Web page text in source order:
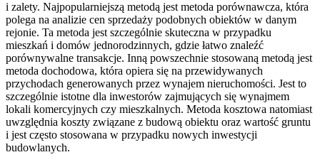
i zalety. Najpopularniejszą metodą jest metoda porównawcza, która
polega na analizie cen sprzedaży podobnych obiektów w danym
rejonie. Ta metoda jest szczególnie skuteczna w przypadku
mieszkań i domów jednorodzinnych, gdzie łatwo znaleźć
porównywalne transakcje. Inną powszechnie stosowaną metodą jest
metoda dochodowa, która opiera się na przewidywanych
przychodach generowanych przez wynajem nieruchomości. Jest to
szczególnie istotne dla inwestorów zajmujących się wynajmem
lokali komercyjnych czy mieszkalnych. Metoda kosztowa natomiast
uwzględnia koszty związane z budową obiektu oraz wartość gruntu
i jest często stosowana w przypadku nowych inwestycji
budowlanych.